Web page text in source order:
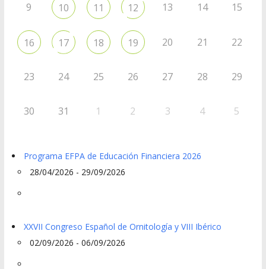
9 10 11 12 13 14 15
16 17 18 19 20 21 22
23 24 25 26 27 28 29
30 31 1 2 3 4 5
Programa EFPA de Educación Financiera 2026
28/04/2026 - 29/09/2026
XXVII Congreso Español de Ornitología y VIII Ibérico
02/09/2026 - 06/09/2026